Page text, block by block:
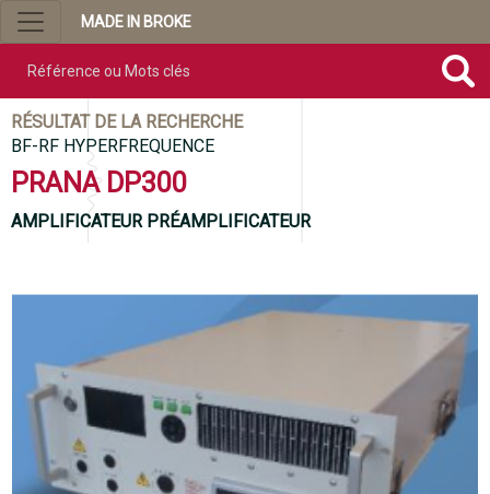
MADE IN BROKE
RÉSULTAT DE LA RECHERCHE
BF-RF HYPERFREQUENCE
PRANA DP300
AMPLIFICATEUR PRÉAMPLIFICATEUR